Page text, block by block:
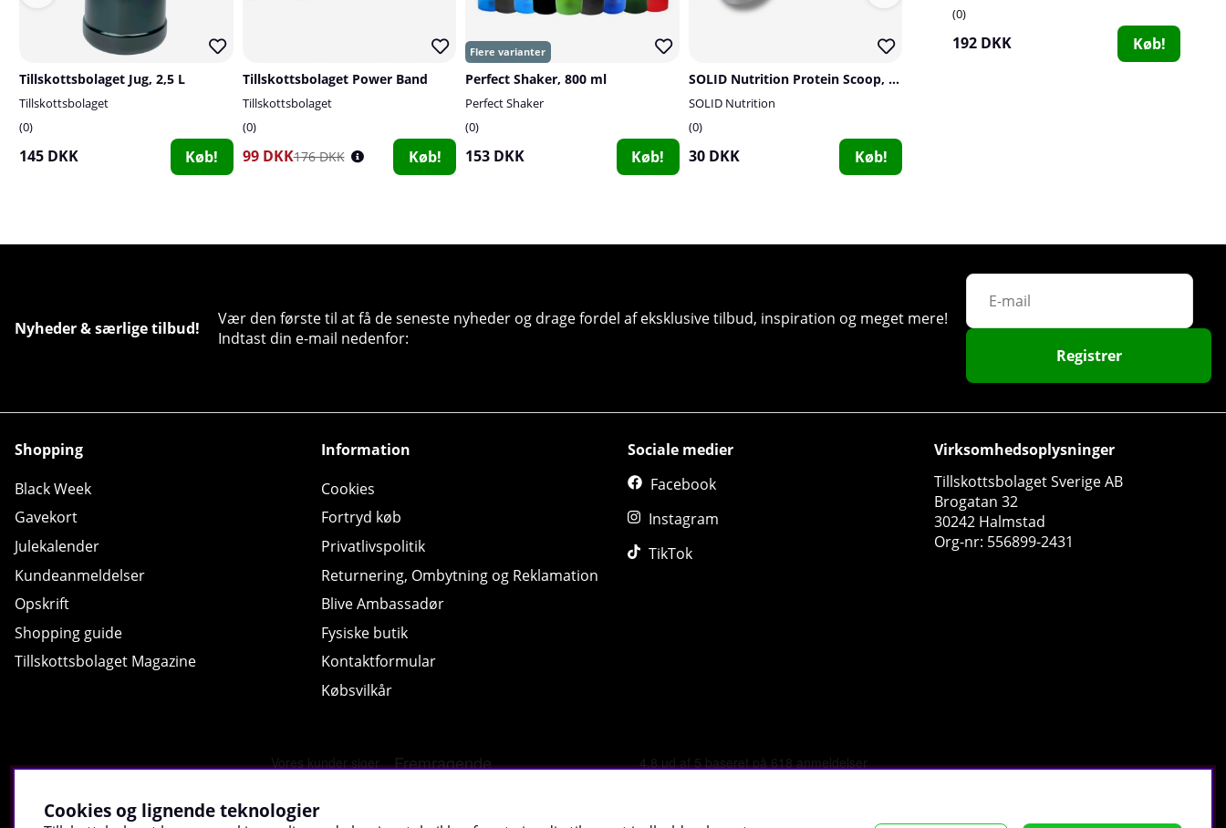
0
192 DKK Køb!
Better Bodies Women's Training Gloves, black/pink
192 DKK Køb!
230 DKK Køb!
Tillskottsbolaget Jug, 2,5 L
Tillskottsbolaget
0
145 DKK Køb!
Tillskottsbolaget Power Band
Tillskottsbolaget
0
99 DKK176 DKK Køb!
Perfect Shaker, 800 ml
Perfect Shaker
0
153 DKK Køb!
SOLID Nutrition Protein Scoop, stainless steel
SOLID Nutrition
0
30 DKK Køb!
Nyheder & særlige tilbud!
Vær den første til at få de seneste nyheder og drage fordel af eksklusive tilbud, inspiration og meget mere!
Indtast din e-mail nedenfor:
Registrer
Shopping
Black Week
Gavekort
Julekalender
Kundeanmeldelser
Opskrift
Shopping guide
Tillskottsbolaget Magazine
Information
Cookies
Fortryd køb
Privatlivspolitik
Returnering, Ombytning og Reklamation
Blive Ambassadør
Fysiske butik
Kontaktformular
Købsvilkår
Sociale medier
Facebook
Instagram
TikTok
Virksomhedsoplysninger
Tillskottsbolaget Sverige AB
Brogatan 32
30242 Halmstad
Org-nr: 556899-2431
Cookies og lignende teknologier